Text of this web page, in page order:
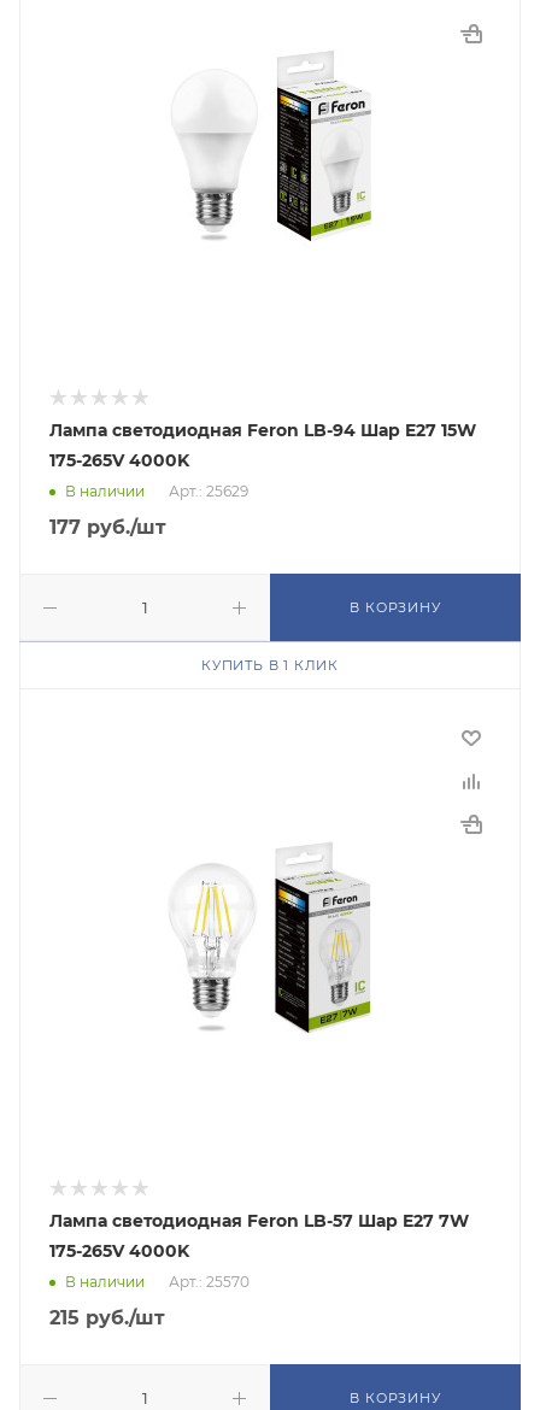
Лампа светодиодная Feron LB-94 Шар E27 15W
175-265V 4000K
В наличии Арт.: 25629
177 руб./шт
В КОРЗИНУ
КУПИТЬ В 1 КЛИК
Лампа светодиодная Feron LB-57 Шар E27 7W
175-265V 4000K
В наличии Арт.: 25570
215 руб./шт
В КОРЗИНУ